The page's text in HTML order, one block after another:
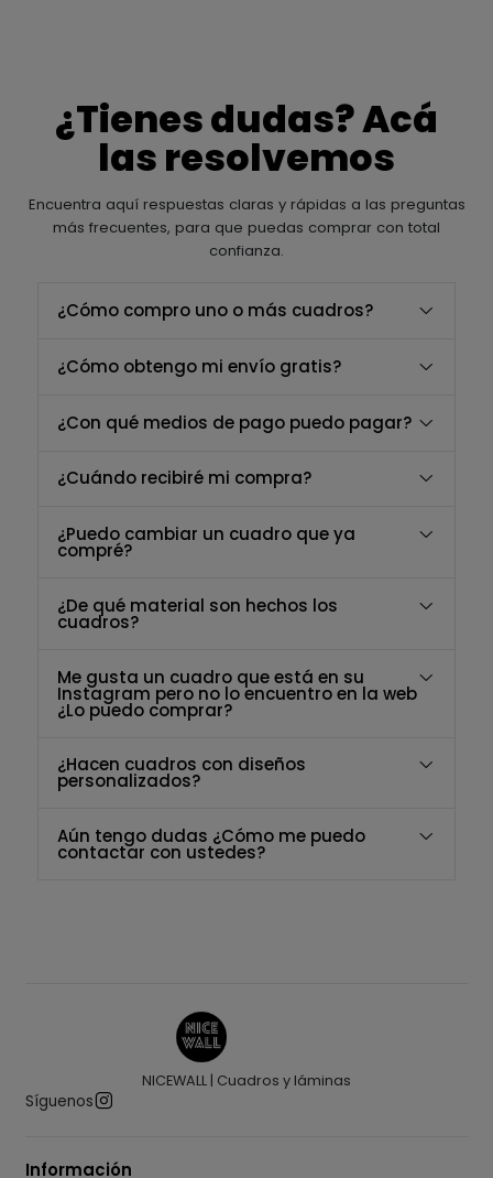
¿Tienes dudas? Acá
las resolvemos
Encuentra aquí respuestas claras y rápidas a las preguntas
más frecuentes, para que puedas comprar con total
confianza.
¿Cómo compro uno o más cuadros?
¿Cómo obtengo mi envío gratis?
¿Con qué medios de pago puedo pagar?
¿Cuándo recibiré mi compra?
¿Puedo cambiar un cuadro que ya
compré?
¿De qué material son hechos los
cuadros?
Me gusta un cuadro que está en su
Instagram pero no lo encuentro en la web
¿Lo puedo comprar?
¿Hacen cuadros con diseños
personalizados?
Aún tengo dudas ¿Cómo me puedo
contactar con ustedes?
NICEWALL | Cuadros y láminas
Síguenos
Información